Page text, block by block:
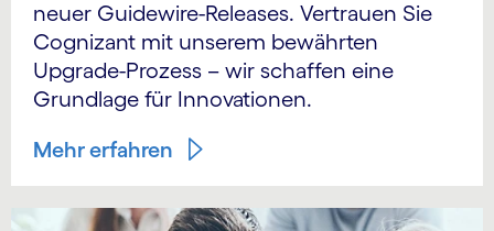
neuer Guidewire-Releases. Vertrauen Sie
Cognizant mit unserem bewährten
Upgrade-Prozess – wir schaffen eine
Grundlage für Innovationen.
Mehr erfahren